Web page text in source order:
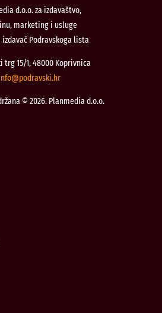
d.o.o. za izdavaštvo,
marketing i usluge
izdavač Podravskoga lista
trg 15/1, 48000 Koprivnica
rh.iksvardop
© 2026. Planmedia d.o.o.